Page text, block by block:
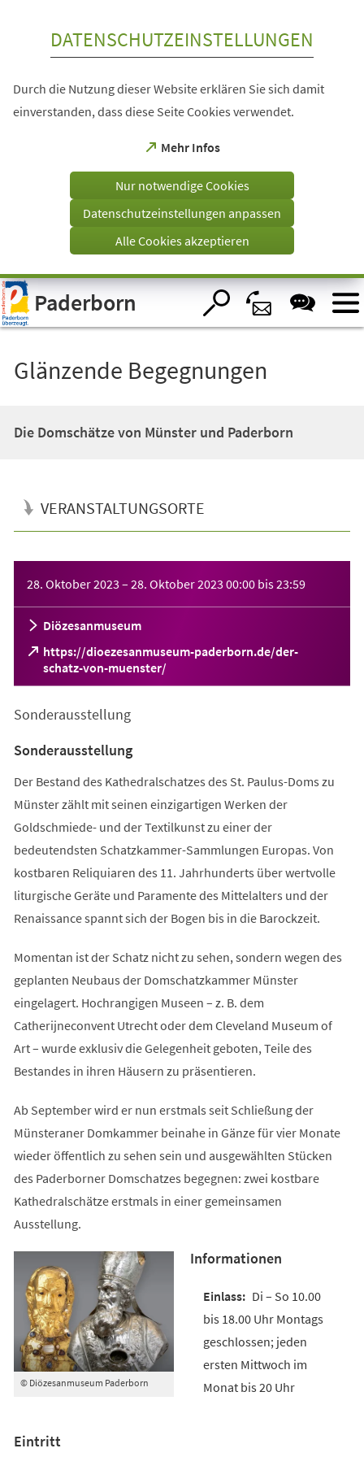
Visuelle
Assistenzsoftware
öffnen.
DATENSCHUTZEINSTELLUNGEN
Durch die Nutzung dieser Website erklären Sie sich damit
einverstanden, dass diese Seite Cookies verwendet.
Mehr Infos
(Öffnet
einem
Tab)
Nur notwendige Cookies
Datenschutzeinstellungen anpassen
Alle Cookies akzeptieren
Paderborn
Glänzende Begegnungen
Die Domschätze von Münster und Paderborn
VERANSTALTUNGSORTE
28. Oktober 2023 – 28. Oktober 2023 00:00 bis23:59
Diözesanmuseum
https://dioezesanmuseum-paderborn.de/der-
schatz-von-muenster/
(Öffnet
in
neuen
Sonderausstellung
Sonderausstellung
Der Bestand des Kathedralschatzes des St. Paulus-Doms zu
Münster zählt mit seinen einzigartigen Werken der
Goldschmiede- und der Textilkunst zu einer der
bedeutendsten Schatzkammer-Sammlungen Europas. Von
kostbaren Reliquiaren des 11. Jahrhunderts über wertvolle
liturgische Geräte und Paramente des Mittelalters und der
Renaissance spannt sich der Bogen bis in die Barockzeit.
Momentan ist der Schatz nicht zu sehen, sondern wegen des
geplanten Neubaus der Domschatzkammer Münster
eingelagert. Hochrangigen Museen – z. B. dem
Catherijneconvent Utrecht oder dem Cleveland Museum of
Art – wurde exklusiv die Gelegenheit geboten, Teile des
Bestandes in ihren Häusern zu präsentieren.
Ab September wird er nun erstmals seit Schließung der
Münsteraner Domkammer beinahe in Gänze für vier Monate
wieder öffentlich zu sehen sein und ausgewählten Stücken
des Paderborner Domschatzes begegnen: zwei kostbare
Kathedralschätze erstmals in einer gemeinsamen
Ausstellung.
© Diözesanmuseum Paderborn
Informationen
Di – So 10.00
bis 18.00 Uhr Montags
geschlossen; jeden
ersten Mittwoch im
Monat bis 20 Uhr
Eintritt